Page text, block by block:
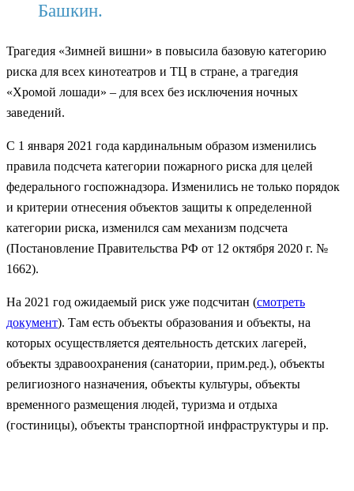
Башкин.
Трагедия «Зимней вишни» в повысила базовую категорию
риска для всех кинотеатров и ТЦ в стране, а трагедия
«Хромой лошади» – для всех без исключения ночных
заведений.
С 1 января 2021 года кардинальным образом изменились
правила подсчета категории пожарного риска для целей
федерального госпожнадзора. Изменились не только порядок
и критерии отнесения объектов защиты к определенной
категории риска, изменился сам механизм подсчета
(Постановление Правительства РФ от 12 октября 2020 г. №
1662).
На 2021 год ожидаемый риск уже подсчитан (смотреть
документ). Там есть объекты образования и объекты, на
которых осуществляется деятельность детских лагерей,
объекты здравоохранения (санатории, прим.ред.), объекты
религиозного назначения, объекты культуры, объекты
временного размещения людей, туризма и отдыха
(гостиницы), объекты транспортной инфраструктуры и пр.